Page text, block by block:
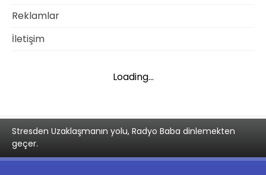
Reklamlar
İletişim
Loading...
Stresden Uzaklaşmanın yolu, Radyo Baba dinlemekten
geçer.